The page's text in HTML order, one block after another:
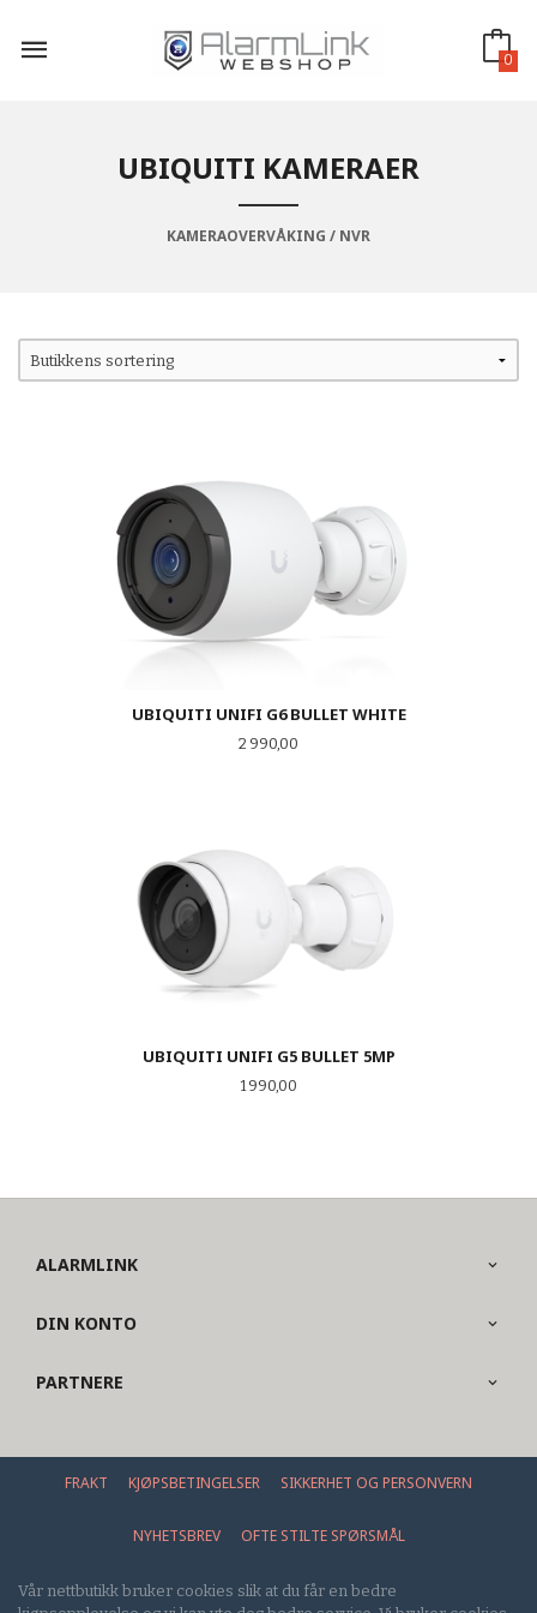
innholdet
0
UBIQUITI KAMERAER
KAMERAOVERVÅKING / NVR
UBIQUITI UNIFI G6 BULLET WHITE
Pris
2 990,00
UBIQUITI UNIFI G5 BULLET 5MP
Pris
1 990,00
ALARMLINK
DIN KONTO
PARTNERE
FRAKT KJØPSBETINGELSER SIKKERHET OG PERSONVERN
NYHETSBREV OFTE STILTE SPØRSMÅL
Vår nettbutikk bruker cookies slik at du får en bedre